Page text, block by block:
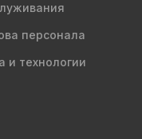
персонала
и технологии